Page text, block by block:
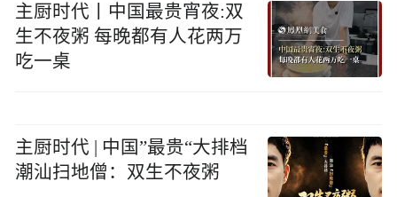
主厨时代丨中国最贵宵夜:双
生不夜粥 每晚都有人花两万
吃一桌
主厨时代 | 中国”最贵“大排档
潮汕扫地僧：双生不夜粥